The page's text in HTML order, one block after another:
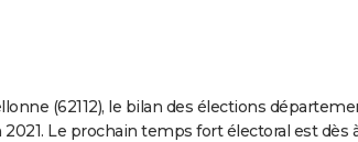
(62112), le bilan des élections
2021. Le prochain temps fort électoral est dès